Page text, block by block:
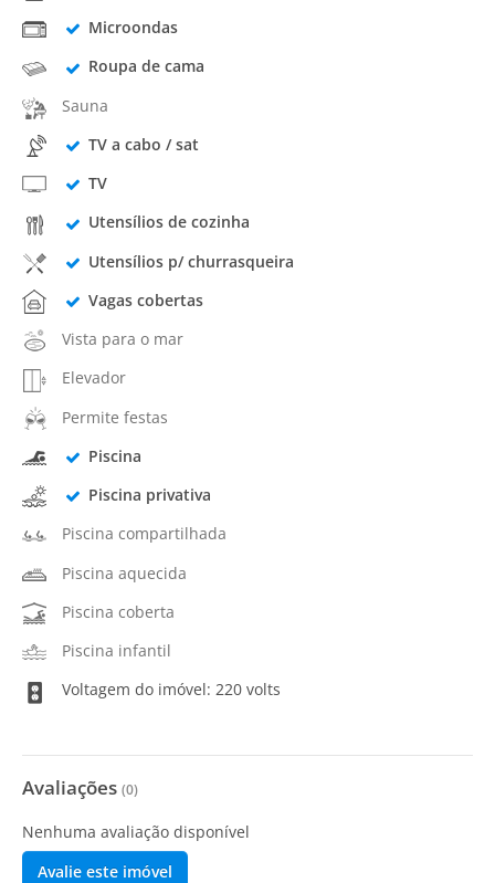
Microondas
Roupa de cama
Sauna
TV a cabo / sat
TV
Utensílios de cozinha
Utensílios p/ churrasqueira
Vagas cobertas
Vista para o mar
Elevador
Permite festas
Piscina
Piscina privativa
Piscina compartilhada
Piscina aquecida
Piscina coberta
Piscina infantil
Voltagem do imóvel: 220 volts
Avaliações (0)
Nenhuma avaliação disponível
Avalie este imóvel